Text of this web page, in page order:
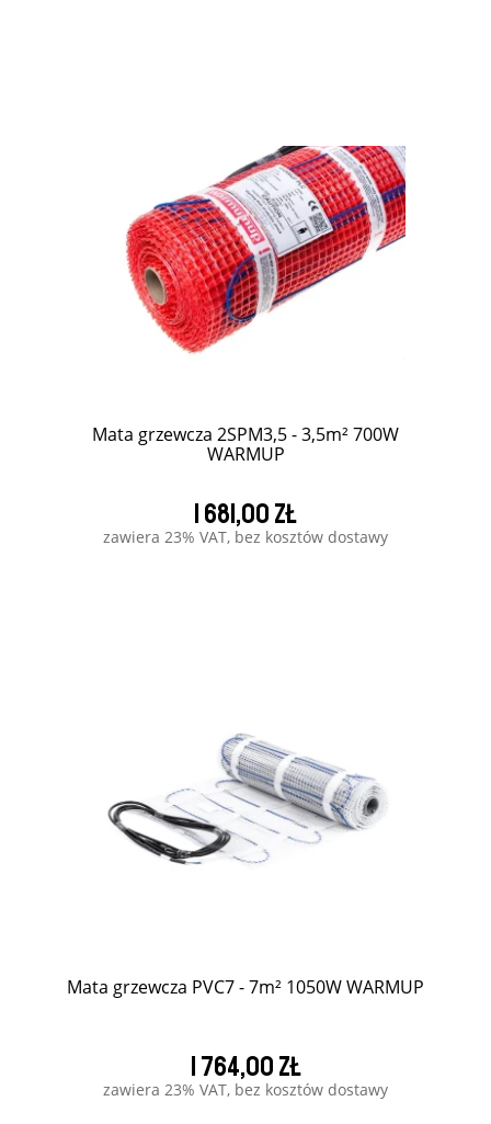
Mata grzewcza 2SPM3,5 - 3,5m² 700W
WARMUP
1 681,00 zł
zawiera 23% VAT, bez kosztów dostawy
Mata grzewcza PVC7 - 7m² 1050W WARMUP
1 764,00 zł
zawiera 23% VAT, bez kosztów dostawy